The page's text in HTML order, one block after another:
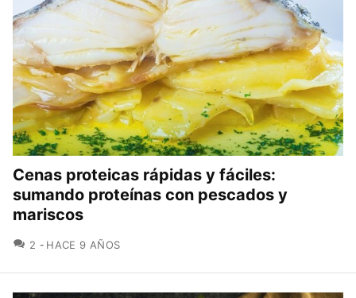
Cenas proteicas rápidas y fáciles:
sumando proteínas con pescados y
mariscos
2 COMENTARIOS
HACE 9 AÑOS